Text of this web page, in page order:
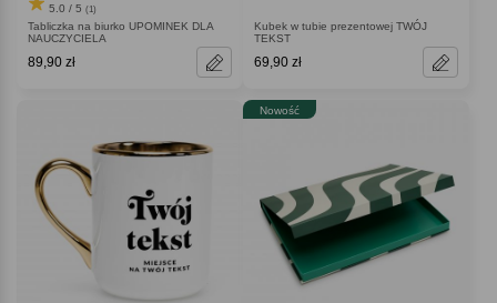
5.0 / 5 (1)
Tabliczka na biurko UPOMINEK DLA
NAUCZYCIELA
89,90 zł
Kubek w tubie prezentowej TWÓJ
TEKST
69,90 zł
Nowość